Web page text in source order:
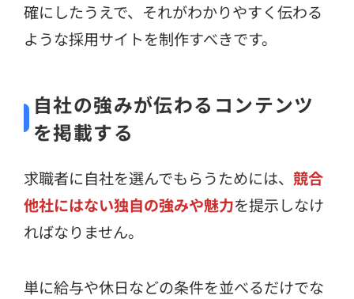
確にしたうえで、それがわかりやすく伝わる
ような採用サイトを制作すべきです。
自社の強みが伝わるコンテンツ
を掲載する
求職者に自社を選んでもらうためには、 競合
他社にはない独自の強みや魅力を提示しなけ
ればなりません。
単に給与や休日などの条件を並べるだけでな